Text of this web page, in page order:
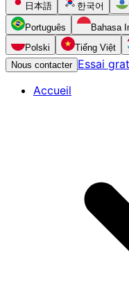
日本語
한국어
Português Bahasa
Polski
Tiếng Việt
Nous contacter Essai
Accueil